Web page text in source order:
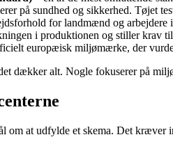
på sundhed og sikkerhed. Tøjet
for landmænd og
i produktionen og stiller krav
europæisk miljømærke, der
dækker alt. Nogle fokuserer på
om at udfylde et skema. Det kræver